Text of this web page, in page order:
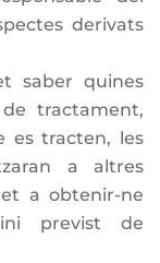
derivats
saber quines
tractament,
es tracten, les
a altres
a obtenir-ne
previst de